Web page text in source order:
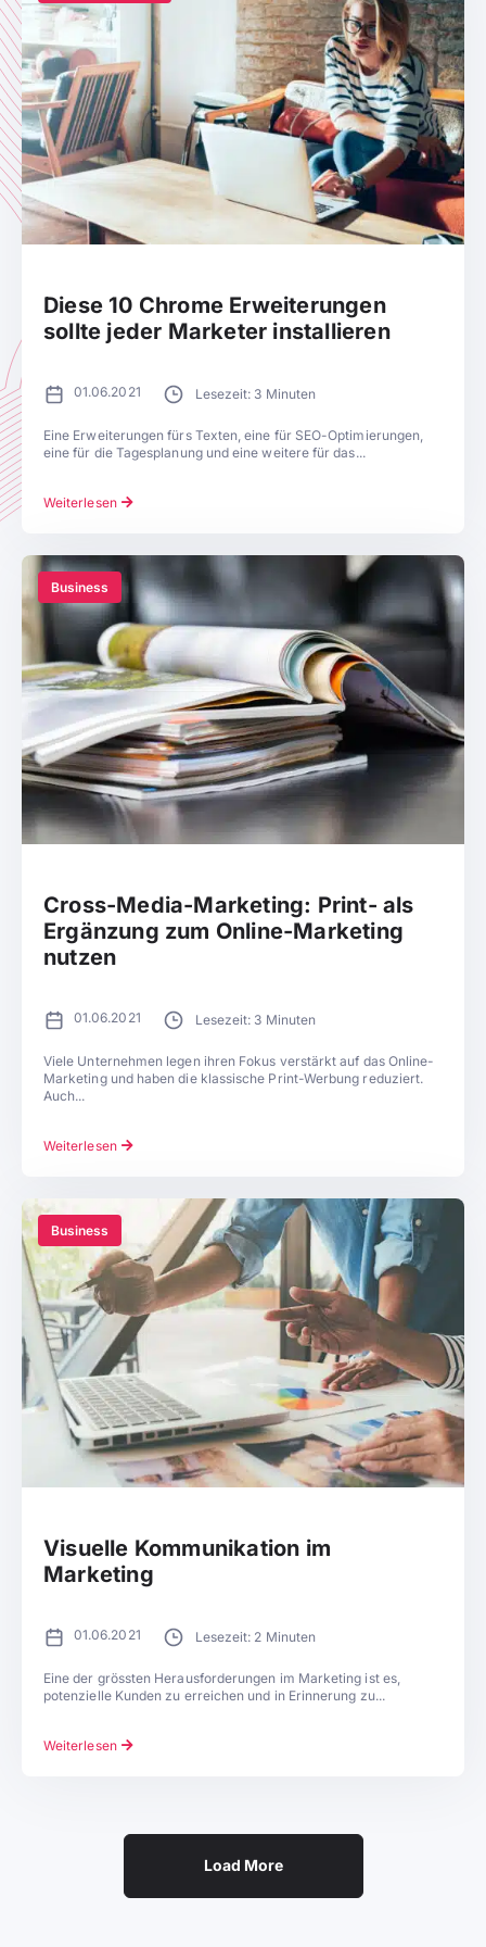
Diese 10 Chrome Erweiterungen
sollte jeder Marketer installieren
01.06.2021 Lesezeit: 3 Minuten
Eine Erweiterungen fürs Texten, eine für SEO-Optimierungen,
eine für die Tagesplanung und eine weitere für das...
Weiterlesen
Business
Cross-Media-Marketing: Print- als
Ergänzung zum Online-Marketing
nutzen
01.06.2021 Lesezeit: 3 Minuten
Viele Unternehmen legen ihren Fokus verstärkt auf das Online-
Marketing und haben die klassische Print-Werbung reduziert.
Auch...
Weiterlesen
Business
Visuelle Kommunikation im
Marketing
01.06.2021 Lesezeit: 2 Minuten
Eine der grössten Herausforderungen im Marketing ist es,
potenzielle Kunden zu erreichen und in Erinnerung zu...
Weiterlesen
Load More